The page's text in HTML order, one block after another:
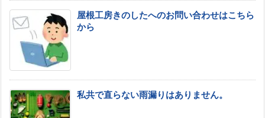
屋根工房きのしたへのお問い合わせはこちら
から
私共で直らない雨漏りはありません。